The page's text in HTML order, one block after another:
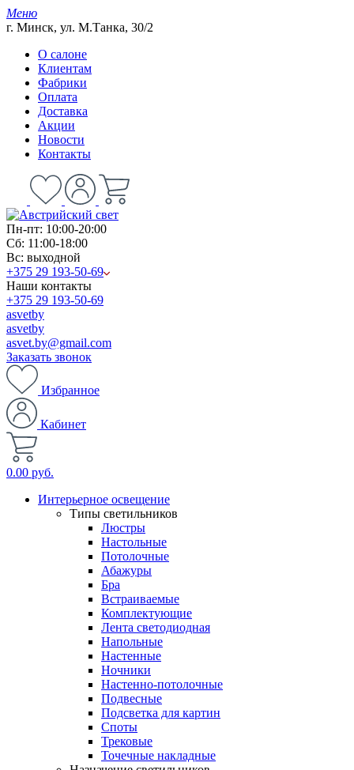
Меню
г. Минск, ул. М.Танка, 30/2
О салоне
Клиентам
Фабрики
Оплата
Доставка
Акции
Новости
Контакты
Пн-пт: 10:00-20:00
Сб: 11:00-18:00
Вс: выходной
+375 29 193-50-69
Наши контакты
+375 29 193-50-69
asvetby
asvetby
asvet.by@gmail.com
Заказать звонок
Избранное
Кабинет
0.00 руб.
Интерьерное освещение
Типы светильников
Люстры
Настольные
Потолочные
Абажуры
Бра
Встраиваемые
Комплектующие
Лента светодиодная
Напольные
Настенные
Ночники
Настенно-потолочные
Подвесные
Подсветка для картин
Споты
Трековые
Точечные накладные